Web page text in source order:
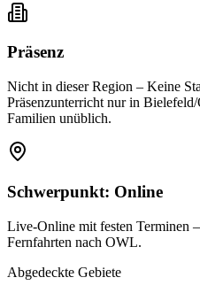
Präsenz
Nicht in dieser Region – Keine
Präsenzunterricht nur in
Familien unüblich.
Schwerpunkt: Online
Live-Online mit festen Terminen
Fernfahrten nach OWL.
Abgedeckte Gebiete